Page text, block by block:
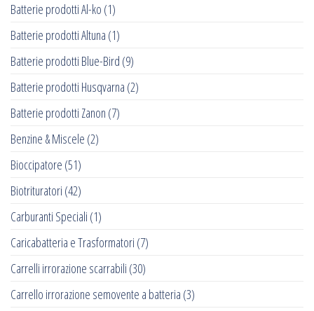
Batterie prodotti Al-ko (1)
Batterie prodotti Altuna (1)
Batterie prodotti Blue-Bird (9)
Batterie prodotti Husqvarna (2)
Batterie prodotti Zanon (7)
Benzine & Miscele (2)
Bioccipatore (51)
Biotrituratori (42)
Carburanti Speciali (1)
Caricabatteria e Trasformatori (7)
Carrelli irrorazione scarrabili (30)
Carrello irrorazione semovente a batteria (3)